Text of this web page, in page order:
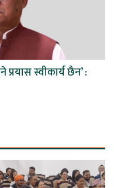
स्वीकार्य छैन’ :